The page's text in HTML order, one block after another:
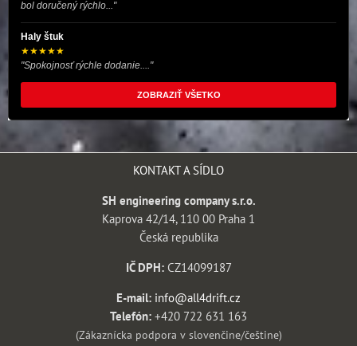
bol doručený rýchlo..."
Haly štuk
★★★★★
"Spokojnosť rýchle dodanie...."
ZOBRAZIŤ VŠETKO
KONTAKT A SÍDLO
SH engineering company s.r.o.
Kaprova 42/14, 110 00 Praha 1
Česká republika
IČ DPH:CZ14099187
E-mail: info@all4drift.cz
Telefón: +420 722 631 163
(Zákaznícka podpora v slovenčine/češtine)